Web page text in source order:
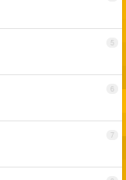
5
6
7